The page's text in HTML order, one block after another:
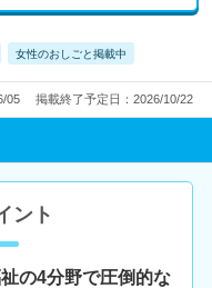
女性のおしごと掲載中
05 掲載終了予定日：2026/10/22
ント
の4分野で圧倒的な